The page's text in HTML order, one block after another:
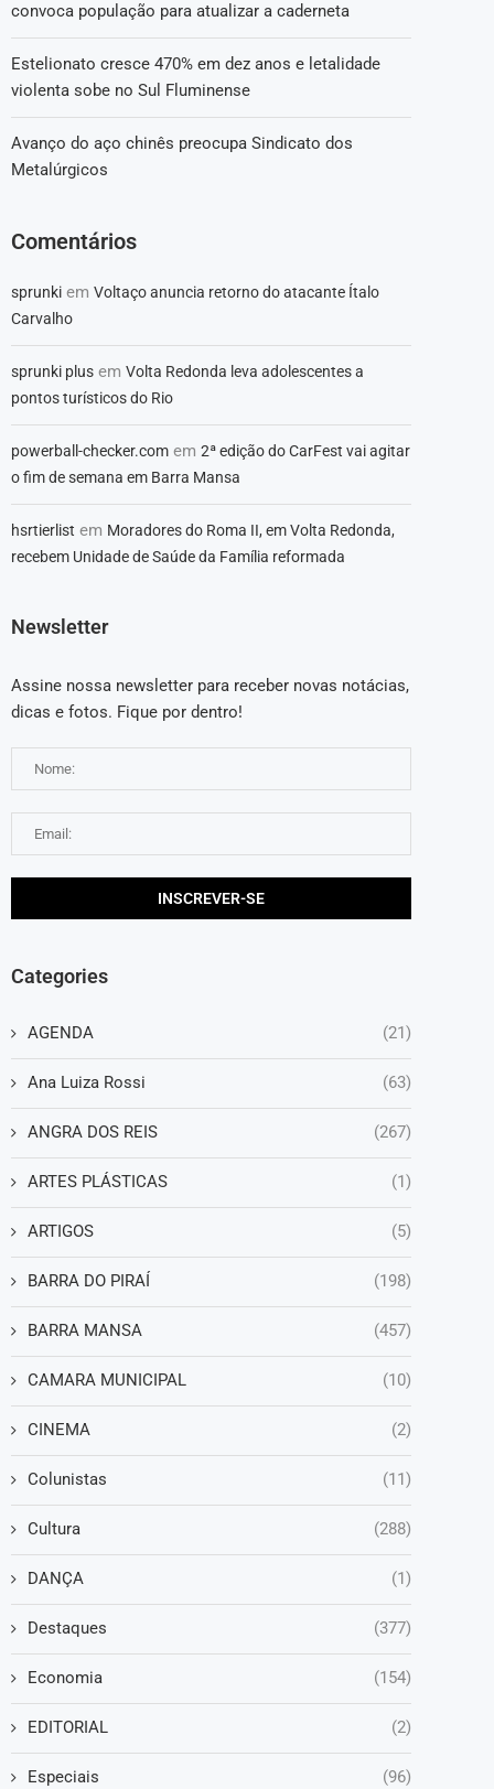
convoca população para atualizar a caderneta
Estelionato cresce 470% em dez anos e letalidade
violenta sobe no Sul Fluminense
Avanço do aço chinês preocupa Sindicato dos
Metalúrgicos
Comentários
sprunki em Voltaço anuncia retorno do atacante Ítalo
Carvalho
sprunki plus em Volta Redonda leva adolescentes a
pontos turísticos do Rio
powerball-checker.com em 2ª edição do CarFest vai agitar
o fim de semana em Barra Mansa
hsrtierlist em Moradores do Roma II, em Volta Redonda,
recebem Unidade de Saúde da Família reformada
Newsletter
Assine nossa newsletter para receber novas notácias,
dicas e fotos. Fique por dentro!
Categories
AGENDA (21)
Ana Luiza Rossi (63)
ANGRA DOS REIS (267)
ARTES PLÁSTICAS (1)
ARTIGOS (5)
BARRA DO PIRAÍ (198)
BARRA MANSA (457)
CAMARA MUNICIPAL (10)
CINEMA (2)
Colunistas (11)
Cultura (288)
DANÇA (1)
Destaques (377)
Economia (154)
EDITORIAL (2)
Especiais (96)